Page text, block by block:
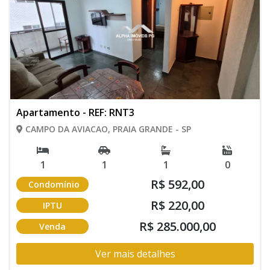
Apartamento - REF: RNT3
CAMPO DA AVIACAO, PRAIA GRANDE - SP
1 1 1 0
Condomínio R$ 592,00
IPTU R$ 220,00
Venda R$ 285.000,00
Ver mais detalhes